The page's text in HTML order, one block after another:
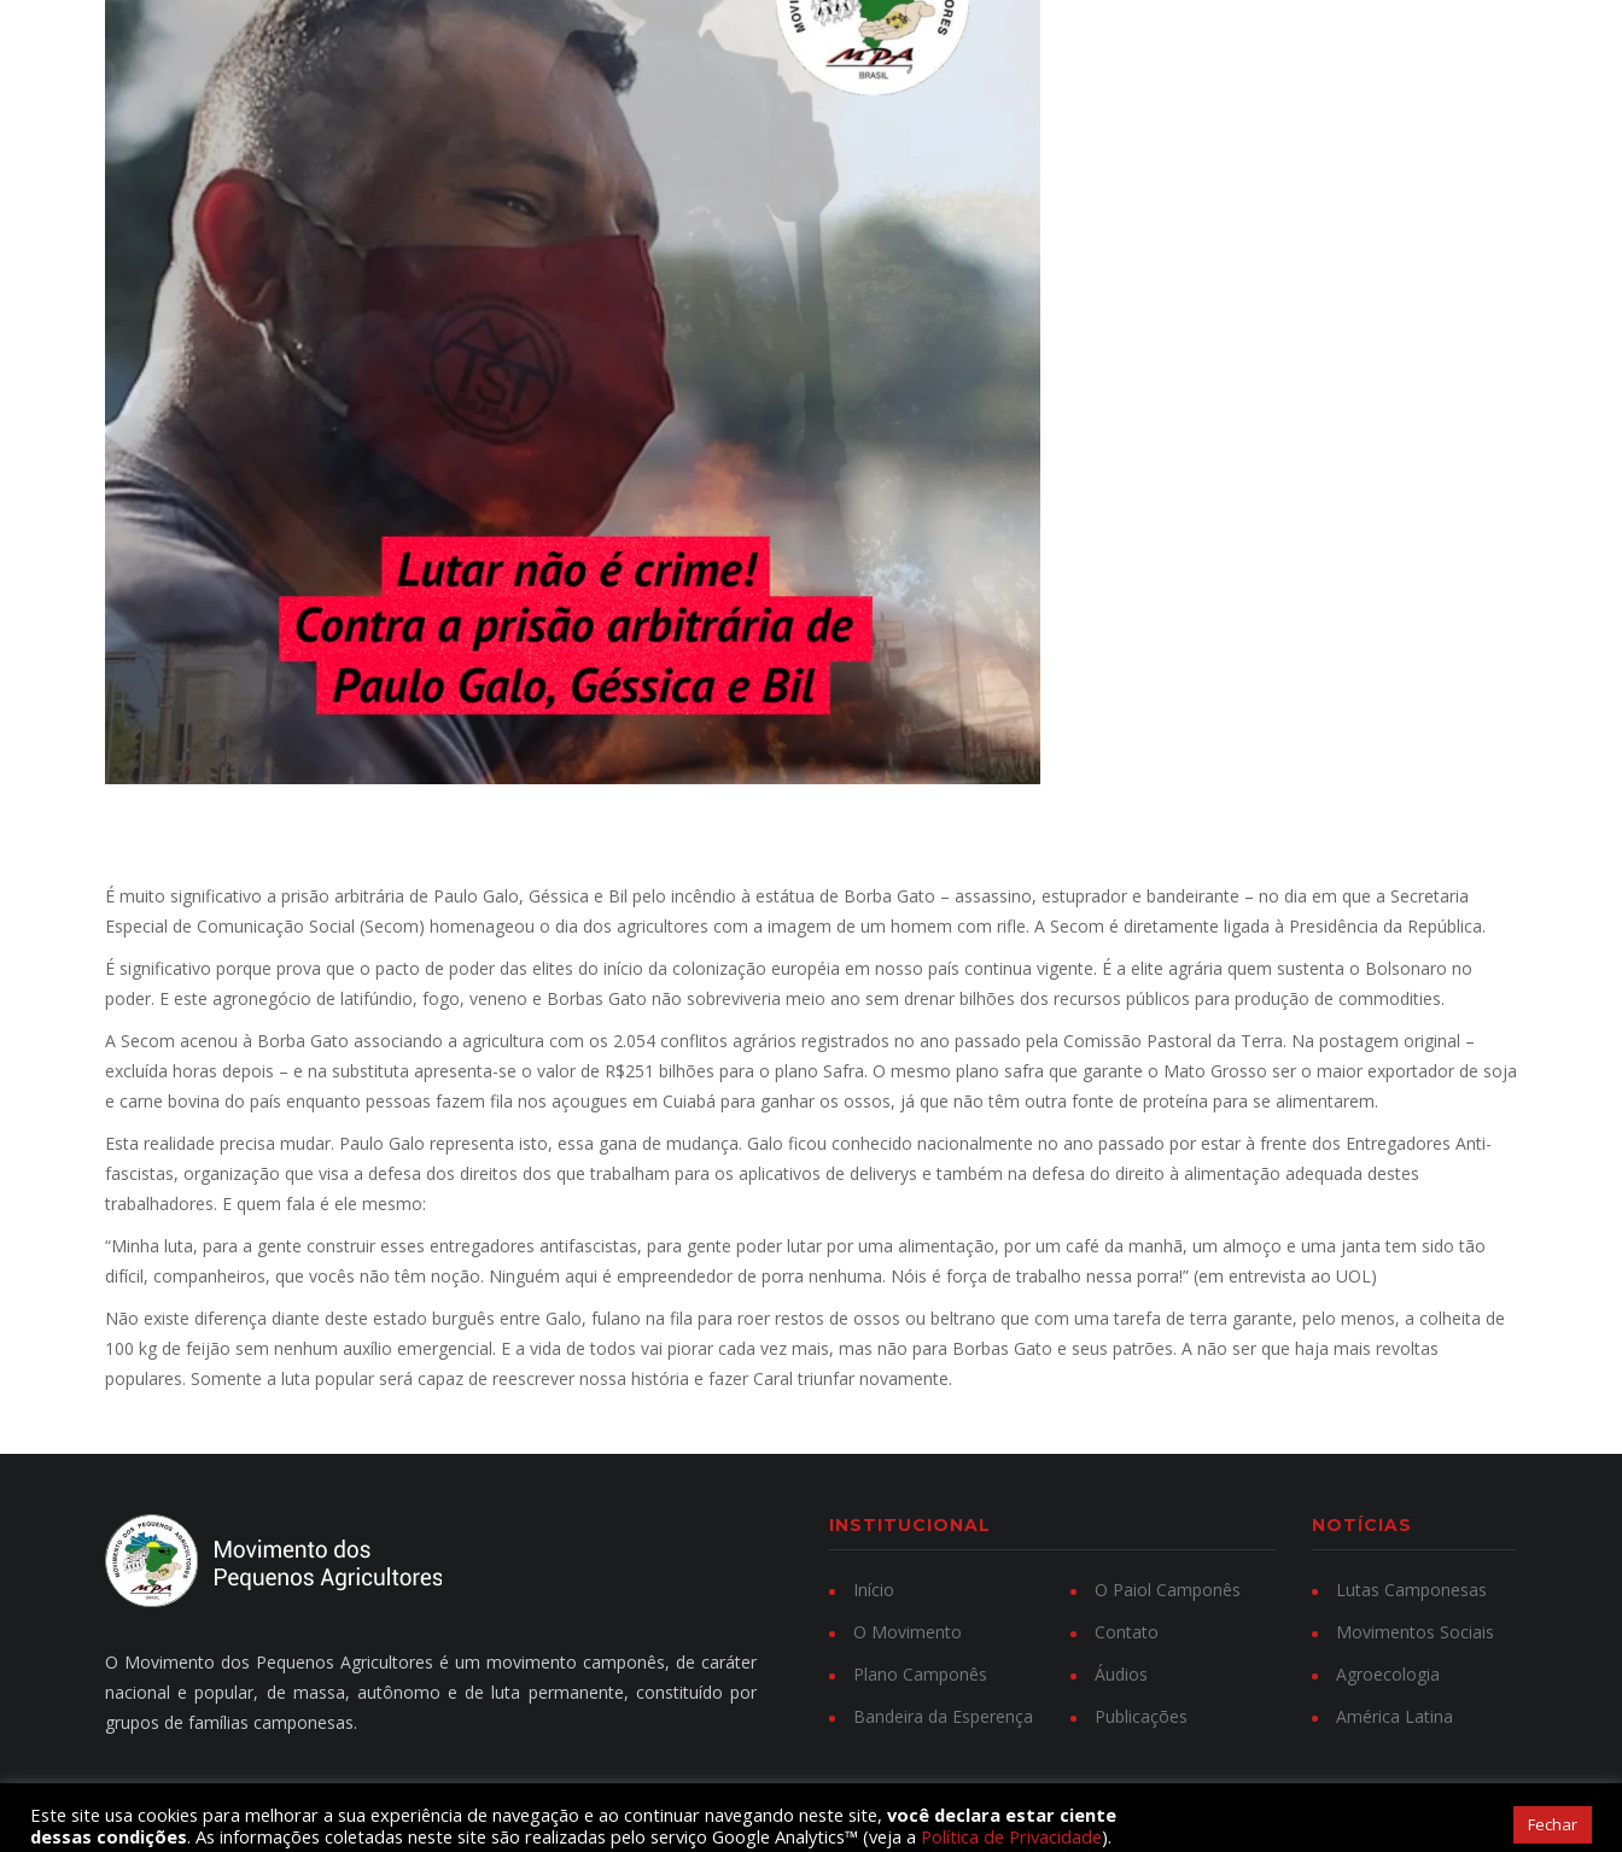
É muito significativo a prisão arbitrária de Paulo Galo, Géssica e Bil pelo incêndio à estátua de Borba Gato – assassino, estuprador e bandeirante – no dia em que a Secretaria
Especial de Comunicação Social (Secom) homenageou o dia dos agricultores com a imagem de um homem com rifle. A Secom é diretamente ligada à Presidência da República.
É significativo porque prova que o pacto de poder das elites do início da colonização européia em nosso país continua vigente. É a elite agrária quem sustenta o Bolsonaro no
poder. E este agronegócio de latifúndio, fogo, veneno e Borbas Gato não sobreviveria meio ano sem drenar bilhões dos recursos públicos para produção de commodities.
A Secom acenou à Borba Gato associando a agricultura com os 2.054 conflitos agrários registrados no ano passado pela Comissão Pastoral da Terra. Na postagem original –
excluída horas depois – e na substituta apresenta-se o valor de R$251 bilhões para o plano Safra. O mesmo plano safra que garante o Mato Grosso ser o maior exportador de soja
e carne bovina do país enquanto pessoas fazem fila nos açougues em Cuiabá para ganhar os ossos, já que não têm outra fonte de proteína para se alimentarem.
Esta realidade precisa mudar. Paulo Galo representa isto, essa gana de mudança. Galo ficou conhecido nacionalmente no ano passado por estar à frente dos Entregadores Anti-
fascistas, organização que visa a defesa dos direitos dos que trabalham para os aplicativos de deliverys e também na defesa do direito à alimentação adequada destes
trabalhadores. E quem fala é ele mesmo:
“Minha luta, para a gente construir esses entregadores antifascistas, para gente poder lutar por uma alimentação, por um café da manhã, um almoço e uma janta tem sido tão
difícil, companheiros, que vocês não têm noção. Ninguém aqui é empreendedor de porra nenhuma. Nóis é força de trabalho nessa porra!” (em entrevista ao UOL)
Não existe diferença diante deste estado burguês entre Galo, fulano na fila para roer restos de ossos ou beltrano que com uma tarefa de terra garante, pelo menos, a colheita de
100 kg de feijão sem nenhum auxílio emergencial. E a vida de todos vai piorar cada vez mais, mas não para Borbas Gato e seus patrões. A não ser que haja mais revoltas
populares. Somente a luta popular será capaz de reescrever nossa história e fazer Caral triunfar novamente.
O Movimento dos Pequenos Agricultores é um movimento camponês, de caráter
nacional e popular, de massa, autônomo e de luta permanente, constituído por
grupos de famílias camponesas.
INSTITUCIONAL
Início
O Movimento
Plano Camponês
Bandeira da Esperença
O Paiol Camponês
Contato
Áudios
Publicações
NOTÍCIAS
Lutas Camponesas
Movimentos Sociais
Agroecologia
América Latina
Este site usa cookies para melhorar a sua experiência de navegação e ao continuar navegando neste site, você declara estar ciente
dessas condições. As informações coletadas neste site são realizadas pelo serviço Google Analytics™ (veja a Política de Privacidade). Fechar